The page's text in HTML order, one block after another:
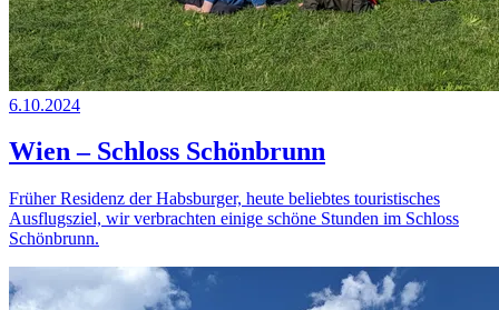
6.10.2024
Wien – Schloss Schönbrunn
Früher Residenz der Habsburger, heute beliebtes touristisches
Ausflugsziel, wir verbrachten einige schöne Stunden im Schloss
Schönbrunn.